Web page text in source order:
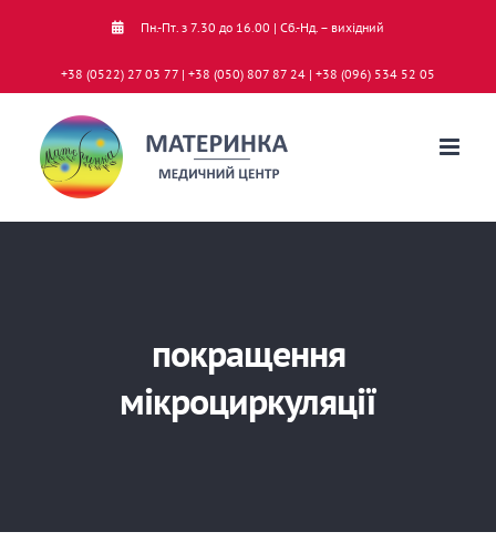
Пн.-Пт. з 7.30 до 16.00 | Сб.-Нд. – вихідний
+38 (0522) 27 03 77 | +38 (050) 807 87 24 | +38 (096) 534 52 05
покращення
мікроциркуляції